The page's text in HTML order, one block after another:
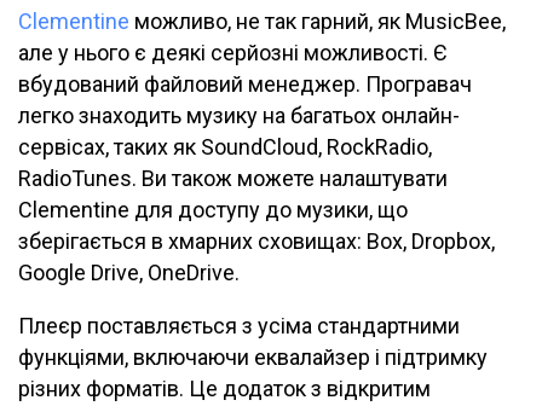
Clementine можливо, не так гарний, як MusicBee,
але у нього є деякі серйозні можливості. Є
вбудований файловий менеджер. Програвач
легко знаходить музику на багатьох онлайн-
сервісах, таких як SoundCloud, RockRadio,
RadioTunes. Ви також можете налаштувати
Clementine для доступу до музики, що
зберігається в хмарних сховищах: Box, Dropbox,
Google Drive, OneDrive.
Плеєр поставляється з усіма стандартними
функціями, включаючи еквалайзер і підтримку
різних форматів. Це додаток з відкритим